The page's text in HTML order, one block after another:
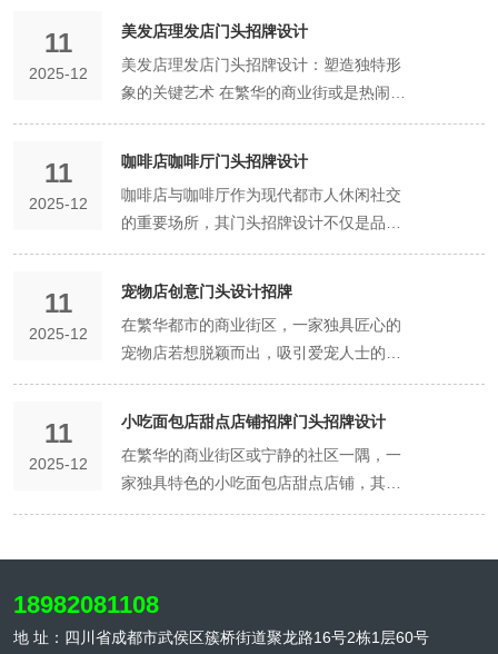
11
2025-12
美发店理发店门头招牌设计
美发店理发店门头招牌设计：塑造独特形
象的关键艺术 在繁华的商业街或是热闹的
社区周边，美发店与理发店如繁星般点缀
目光、塑造独特形象的关键所在。 招牌的
视觉吸引力 一个成功的门头招牌，首先要
在视觉上给人以强烈的冲击。色彩是视觉
的第一要素，美发店招牌的色彩选择至关
重要。明亮且富有活力的色彩能够迅速抓
住路人的眼球，比如热情奔放的红色，它
适、放松之感，暗示着在店内能享受惬意
的美发体验；神秘深邃的紫色，则凸显出
时尚与高雅，吸引追求独特风格的顾客。
色彩，招牌的造型设计也不容忽视。独特
的造型能够使店铺在众多竞争对手中脱颖
梳子、剪刀等与美发工具相关的形状，直
11
2025-12
咖啡店咖啡厅门头招牌设计
咖啡店与咖啡厅作为现代都市人休闲社交
的重要场所，其门头招牌设计不仅是品牌
形象的直观展示，更是吸引顾客进店消费
他们的好奇心与探索欲，从而为店铺带来
更多的客流量。以下将从设计理念、材质
选择、色彩搭配及灯光效果四个方面，详
细阐述咖啡店咖啡厅门头招牌设计的要
点。 设计理念是招牌设计的灵魂所在，它
应当紧密围绕咖啡店或咖啡厅的品牌定位
体，营造出一种怀旧而温馨的氛围；若店
洁线条，彰显出现代感与高级感。设计理
念还需考虑目标顾客群体的喜好与审美趋
11
2025-12
宠物店创意门头设计招牌
在繁华都市的商业街区，一家独具匠心的
宠物店若想脱颖而出，吸引爱宠人士的目
光，一个创意十足的门头设计招牌无疑是
是传递品牌理念、营造温馨氛围的重要载
体。以下，就让我们一同探索如何打造一
个既引人注目又充满创意的宠物店门头设
计招牌。 首先，色彩搭配是门头设计的灵
此，招牌的色彩选择应倾向于温暖、活泼
且不失高雅的色调。比如，可以采用柔和
11
2025-12
小吃面包店甜点店铺招牌门头招牌设计
在繁华的商业街区或宁静的社区一隅，一
家独具特色的小吃面包店甜点店铺，其招
牌门头设计往往是吸引顾客目光的第一道
它融合了创意、美学与实用性，旨在为每
象。 招牌门头的设计，首先需考虑的是与
18982081108
地 址：四川省成都市武侯区簇桥街道聚龙路16号2栋1层60号